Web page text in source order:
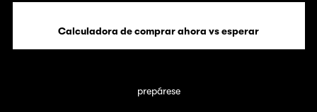
Calculadora de comprar ahora vs esperar
prepárese